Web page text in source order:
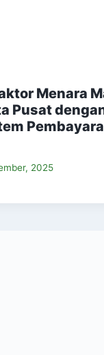
Menara
Pusat
2025